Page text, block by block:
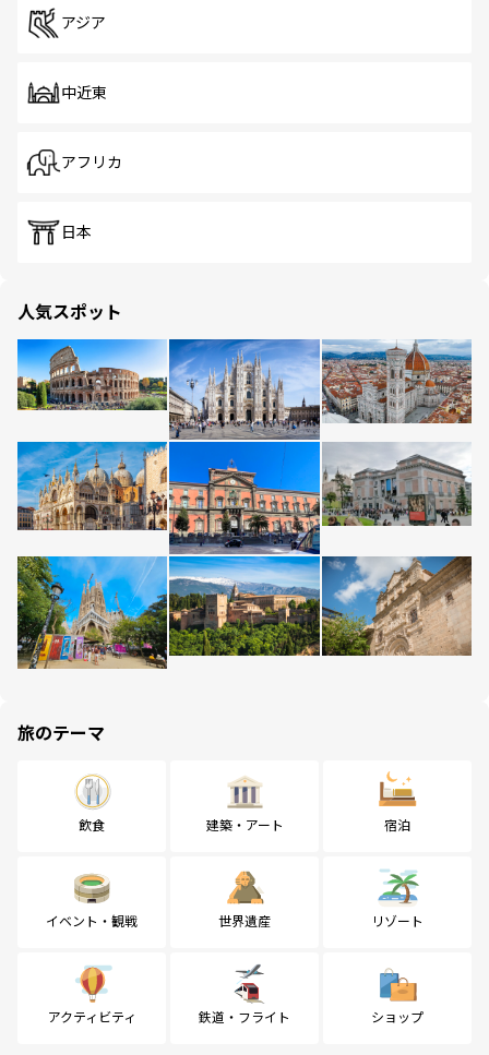
アジア
中近東
アフリカ
日本
人気スポット
旅のテーマ
飲食 建築・アート 宿泊
イベント・観戦 世界遺産 リゾート
アクティビティ 鉄道・フライト ショップ